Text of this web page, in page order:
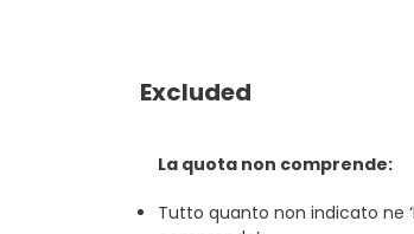
Excluded
La quota non comprende:
Tutto quanto non indicato ne